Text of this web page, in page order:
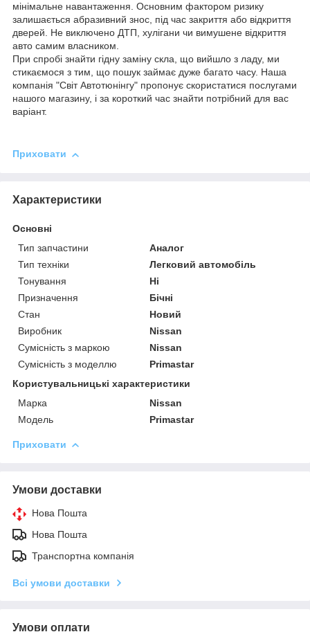
мінімальне навантаження. Основним фактором ризику
залишається абразивний знос, під час закриття або відкриття
дверей. Не виключено ДТП, хулігани чи вимушене відкриття
авто самим власником.
При спробі знайти гідну заміну скла, що вийшло з ладу, ми
стикаємося з тим, що пошук займає дуже багато часу. Наша
компанія "Світ Автотюнінгу" пропонує скористатися послугами
нашого магазину, і за короткий час знайти потрібний для вас
варіант.
Приховати
Характеристики
Основні
Тип запчастини
Аналог
Тип техніки
Легковий автомобіль
Тонування
Ні
Призначення
Бічні
Стан
Новий
Виробник
Nissan
Сумісність з маркою
Nissan
Сумісність з моделлю
Primastar
Користувальницькі характеристики
Марка
Nissan
Модель
Primastar
Приховати
Умови доставки
Нова Пошта
Нова Пошта
Транспортна компанія
Всі умови доставки
Умови оплати